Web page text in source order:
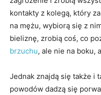
kontakty z kolegą, który
na mężu, wybiorą się z
bieliznę, zrobią coś, co
brzuchu, ale nie na boku,
Jednak znajdą się także i
powodów dadzą się